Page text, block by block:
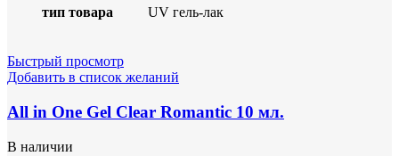
тип товара UV гель-лак
Быстрый просмотр
Добавить в список желаний
All in One Gel Clear Romantic 10 мл.
В наличии